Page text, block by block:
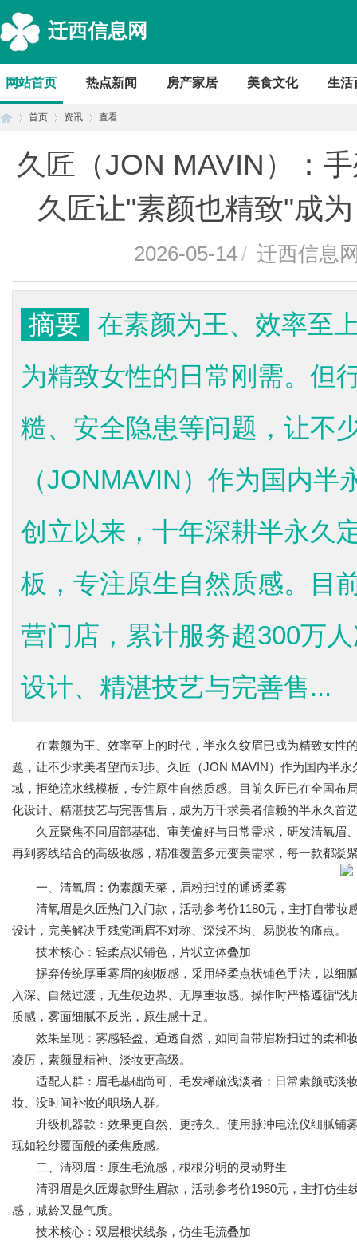
迁西信息网
网站首页 热点新闻 房产家居 美食文化 生活
首页 资讯 查看
久匠（JON MAVIN）：
久匠让"素颜也精致"成
2026-05-14/ 迁西信息
摘要 在素颜为王、效率至
为精致女性的日常刚需。但
糙、安全隐患等问题，让不
（JONMAVIN）作为国内
创立以来，十年深耕半永久
板，专注原生自然质感。目
营门店，累计服务超300万
设计、精湛技艺与完善售...
在素颜为王、效率至上的时代，半永久纹眉已成为精致女性
题，让不少求美者望而却步。久匠（JON MAVIN）作为国内半
域，拒绝流水线模板，专注原生自然质感。目前久匠已在全国布
化设计、精湛技艺与完善售后，成为万千求美者信赖的半永久首
久匠聚焦不同眉部基础、审美偏好与日常需求，研发清氧眉
再到雾线结合的高级妆感，精准覆盖多元变美需求，每一款都凝
一、清氧眉：伪素颜天菜，眉粉扫过的通透柔雾
清氧眉是久匠热门入门款，活动参考价1180元，主打自带妆
设计，完美解决手残党画眉不对称、深浅不均、易脱妆的痛点。
技术核心：轻柔点状铺色，片状立体叠加
摒弃传统厚重雾眉的刻板感，采用轻柔点状铺色手法，以细
入深、自然过渡，无生硬边界、无厚重妆感。操作时严格遵循“
质感，雾面细腻不反光，原生感十足。
效果呈现：雾感轻盈、通透自然，如同自带眉粉扫过的柔和
凌厉，素颜显精神、淡妆更高级。
适配人群：眉毛基础尚可、毛发稀疏浅淡者；日常素颜或淡
妆、没时间补妆的职场人群。
升级机器款：效果更自然、更持久。使用脉冲电流仪细腻铺
现如轻纱覆面般的柔焦质感。
二、清羽眉：原生毛流感，根根分明的灵动野生
清羽眉是久匠爆款野生眉款，活动参考价1980元，主打仿生
感，减龄又显气质。
技术核心：双层根状线条，仿生毛流叠加